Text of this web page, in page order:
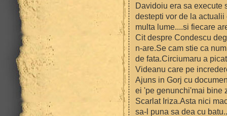
Davidoiu era sa execute
destepti vor de la
multa lume....si fiecare
Cit despre Condescu
n-are.Se cam stie ca
de fata.Circiumaru a
Videanu care pe
Ajuns in Gorj cu
ei 'pe genunchi'mai bine
Scarlat Iriza.Asta nici
sa-l puna sa dea cu